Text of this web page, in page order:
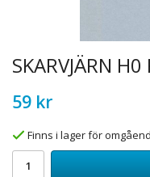
SKARVJÄRN
59 kr
Finns i lager för